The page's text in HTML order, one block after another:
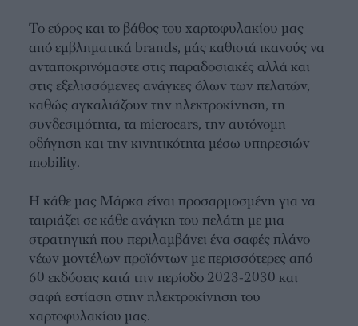
Το εύρος και το βάθος του χαρτοφυλακίου μας
από εμβληματικά brands, μάς καθιστά ικανούς να
ανταποκρινόμαστε στις παραδοσιακές αλλά και
στις εξελισσόμενες ανάγκες όλων των πελατών,
καθώς αγκαλιάζουν την ηλεκτροκίνηση, τη
συνδεσιμότητα, τα microcars, την αυτόνομη
οδήγηση και την κινητικότητα μέσω υπηρεσιών
mobility.
Η κάθε μας Μάρκα είναι προσαρμοσμένη για να
ταιριάζει σε κάθε ανάγκη του πελάτη με μια
στρατηγική που περιλαμβάνει ένα σαφές πλάνο
νέων μοντέλων προϊόντων με περισσότερες από
60 εκδόσεις κατά την περίοδο 2023-2030 και
σαφή εστίαση στην ηλεκτροκίνηση του
χαρτοφυλακίου μας.